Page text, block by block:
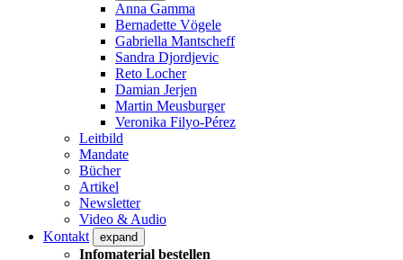
Anna Gamma
Bernadette Vögele
Gabriella Mantscheff
Sandra Djordjevic
Reto Locher
Damian Jerjen
Martin Meusburger
Veronika Filyo-Pérez
Leitbild
Mandate
Bücher
Artikel
Newsletter
Video & Audio
Kontakt
expand
Infomaterial bestellen